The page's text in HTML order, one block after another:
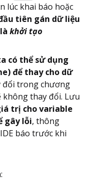
lúc khai báo hoặc
tiên gán dữ liệu
khởi tạo
có thể sử dụng
để thay cho dữ
đổi trong chương
thay đổi. Lưu
trị cho variable
gây lỗi, thông
báo trước khi